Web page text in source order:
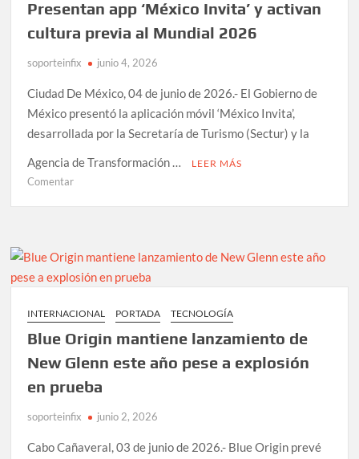
logran
hornear
pan
Presentan app ‘México Invita’ y activan
cultura previa al Mundial 2026
soporteinfix junio 4, 2026
Ciudad De México, 04 de junio de 2026.- El Gobierno de
México presentó la aplicación móvil ‘México Invita’,
desarrollada por la Secretaría de Turismo (Sectur) y la
Agencia de Transformación …
LEER MÁS
Comentaren
Invita’
activan
previa
al
Mundial
INTERNACIONAL PORTADA TECNOLOGÍA
Blue Origin mantiene lanzamiento de
New Glenn este año pese a explosión
en prueba
soporteinfix junio 2, 2026
Cabo Cañaveral, 03 de junio de 2026.- Blue Origin prevé